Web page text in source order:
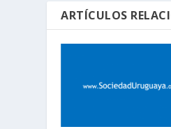
ARTÍCULOS